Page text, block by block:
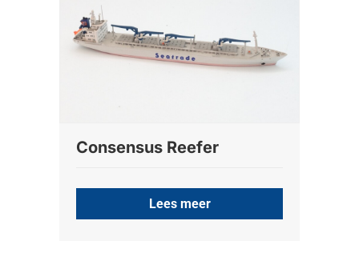
Consensus Reefer
Lees meer